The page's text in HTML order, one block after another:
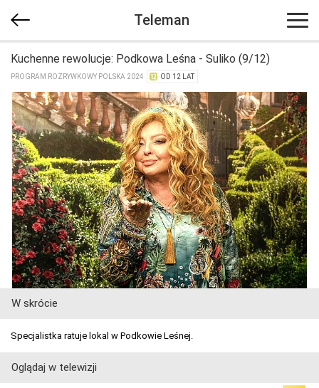
Teleman
Kuchenne rewolucje: Podkowa Leśna - Suliko (9/12)
PROGRAM ROZRYWKOWY POLSKA 2024 OD 12 LAT
W skrócie
Specjalistka ratuje lokal w Podkowie Leśnej.
Oglądaj w telewizji